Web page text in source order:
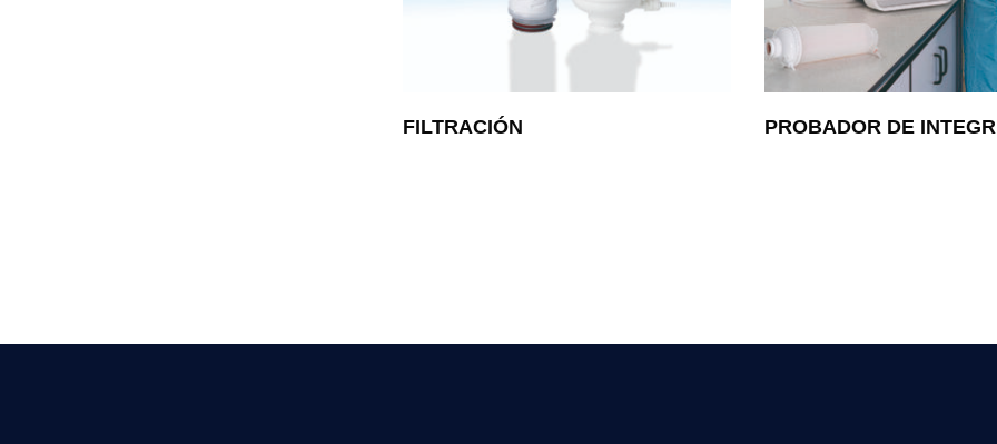
FILTRACIÓN PROBADOR DE